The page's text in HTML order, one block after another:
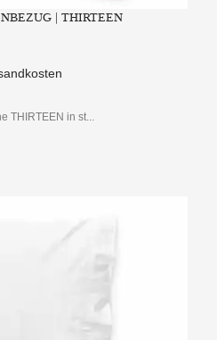
| THIRTEEN
THIRTEEN in st...